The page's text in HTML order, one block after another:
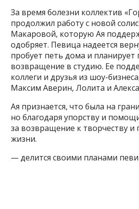
За время болезни коллектив
продолжил работу с новой
Макаровой, которую Ая
одобряет. Певица надеется
пробует петь дома и
возвращение в студию. Ее
коллеги и друзья из шоу-
Максим Аверин, Лолита и
Ая признается, что была на
но благодаря упорству и
за возвращение к творчеству
жизни.
— делится своими планами